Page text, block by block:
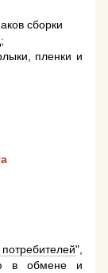
сборки
пленки и
",
в обмене и